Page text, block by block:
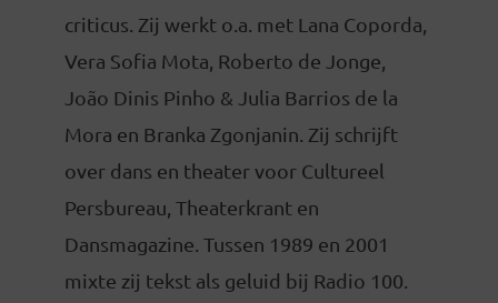
criticus. Zij werkt o.a. met Lana Coporda,
Vera Sofia Mota, Roberto de Jonge,
João Dinis Pinho & Julia Barrios de la
Mora en Branka Zgonjanin. Zij schrijft
over dans en theater voor Cultureel
Persbureau, Theaterkrant en
Dansmagazine. Tussen 1989 en 2001
mixte zij tekst als geluid bij Radio 100.